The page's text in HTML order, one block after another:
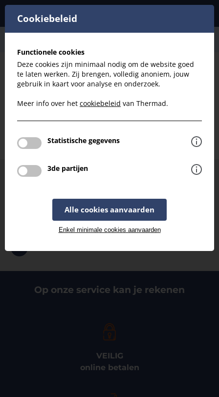
Cookiebeleid
Functionele cookies
Deze cookies zijn minimaal nodig om de website goed
te laten werken. Zij brengen, volledig anoniem, jouw
gebruik in kaart voor analyse en onderzoek.
Meer info over het cookiebeleid van Thermad.
Statistische gegevens
3de partijen
Alle cookies aanvaarden
Enkel minimale cookies aanvaarden
Filteren
Roosters - Spiraal
Hulp of advies nodig bij het kiezen van uw filter?
+32 3 326 24 84
Op onze service kan je rekenen
VEILIG
online betalen